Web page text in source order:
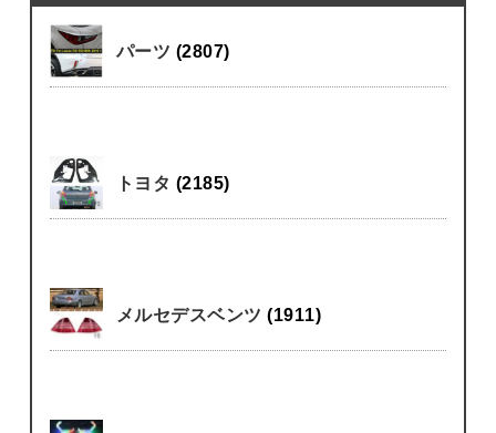
パーツ (2807)
トヨタ (2185)
メルセデスベンツ(1911)